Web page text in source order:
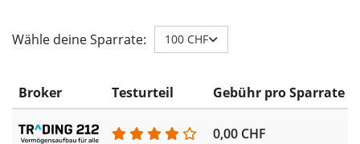
Wähle deine Sparrate: 100 CHF
Broker Testurteil Gebühr pro Sparrate
0,00 CHF